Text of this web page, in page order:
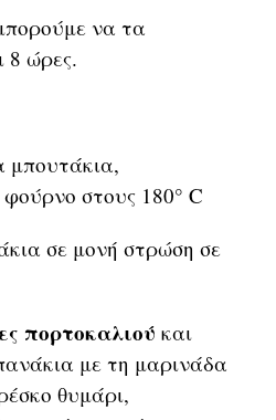
να τα
8 ώρες.
μπουτάκια,
στους 180° C
σε μονή στρώση σε
πορτοκαλιού και
με τη μαρινάδα
θυμάρι,